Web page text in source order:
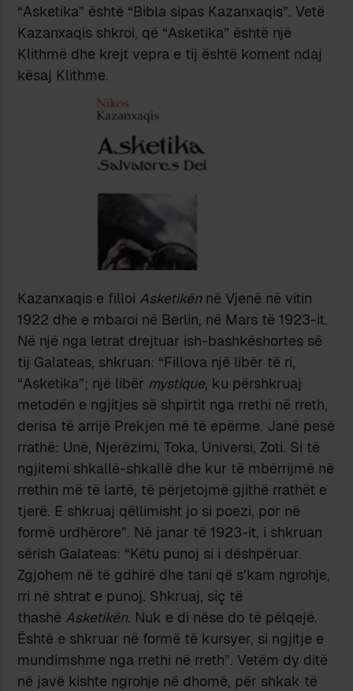
“Asketika” është “Bibla sipas Kazanxaqis”. Vetë
Kazanxaqis shkroi, që “Asketika” është një
Klithmë dhe krejt vepra e tij është koment ndaj
kësaj Klithme.
Kazanxaqis e filloi Asketikën në Vjenë në vitin
1922 dhe e mbaroi në Berlin, në Mars të 1923-it.
Në një nga letrat drejtuar ish-bashkëshortes së
tij Galateas, shkruan: “Fillova një libër të ri,
“Asketika”; një libër mystique, ku përshkruaj
metodën e ngjitjes së shpirtit nga rrethi në rreth,
derisa të arrijë Prekjen më të epërme. Janë pesë
rrathë: Unë, Njerëzimi, Toka, Universi, Zoti. Si të
ngjitemi shkallë-shkallë dhe kur të mbërrijmë në
rrethin më të lartë, të përjetojmë gjithë rrathët e
tjerë. E shkruaj qëllimisht jo si poezi, por në
formë urdhërore”. Në janar të 1923-it, i shkruan
sërish Galateas: “Këtu punoj si i dëshpëruar.
Zgjohem në të gdhirë dhe tani që s’kam ngrohje,
rri në shtrat e punoj. Shkruaj, siç të
thashë Asketikën. Nuk e di nëse do të pëlqejë.
Është e shkruar në formë të kursyer, si ngjitje e
mundimshme nga rrethi në rreth”. Vetëm dy ditë
në javë kishte ngrohje në dhomë, për shkak të